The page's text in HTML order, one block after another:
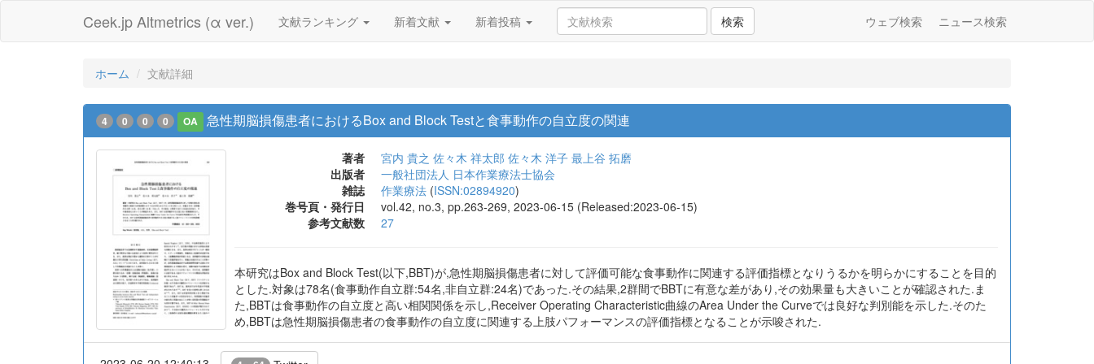
Ceek.jp Altmetrics (α ver.) 文献ランキング 新着文献 新着投稿 検索 ウェブ検索 ニュース検索
ホーム 文献詳細
4 0 0 0 OA 急性期脳損傷患者におけるBox and Block Testと食事動作の自立度の関連
著者 宮内 貴之 佐々木 祥太郎 佐々木 洋子 最上谷 拓磨
出版者
一般社団法人 日本作業療法士協会
雑誌
作業療法 (ISSN:02894920)
巻号頁・発行日
vol.42, no.3, pp.263-269, 2023-06-15 (Released:2023-06-15)
参考文献数
27
本研究はBox and Block Test(以下,BBT)が,急性期脳損傷患者に対して評価可能な食事動作に関連する評価指標となりうるかを明らかにすることを目的
とした.対象は78名(食事動作自立群:54名,非自立群:24名)であった.その結果,2群間でBBTに有意な差があり,その効果量も大きいことが確認された.ま
た,BBTは食事動作の自立度と高い相関関係を示し,Receiver Operating Characteristic曲線のArea Under the Curveでは良好な判別能を示した.そのた
め,BBTは急性期脳損傷患者の食事動作の自立度に関連する上肢パフォーマンスの評価指標となることが示唆された.